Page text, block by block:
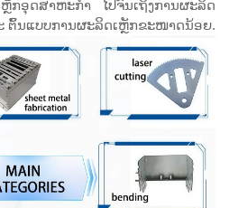
ອຸດສາຫະກຳ ໄປຈົນເຖິງການຜະລິດ
ຕົ້ນແບບການຜະລິດເຫຼັກຂະໜາດນ້ອຍ.